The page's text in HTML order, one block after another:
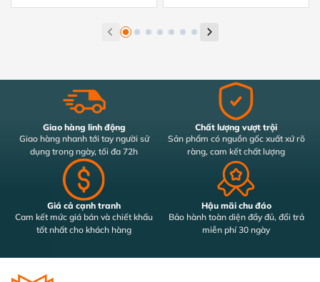
Giao hàng linh động
Giao hàng nhanh tới tay người sử
dụng trong ngày, tối đa 72h
Chất lượng vượt trội
Sản phẩm có nguồn gốc xuất xứ rõ
ràng, cam kết chất lượng
Giá cả cạnh tranh
Cam kết mức giá bán và chiết khấu
tốt nhất cho khách hàng
Hậu mãi chu đáo
Bảo hành toàn diện đầy đủ, đổi trả
miễn phí 30 ngày